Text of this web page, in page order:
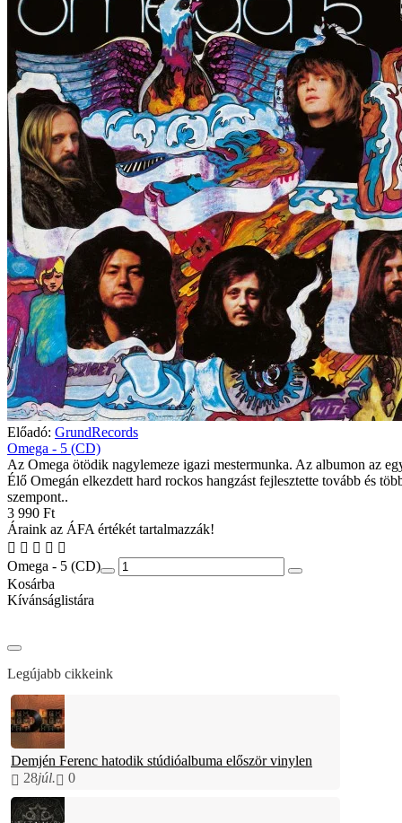
Előadó: GrundRecords
Omega - 5 (CD)
Az Omega ötödik nagylemeze igazi mestermunka. Az albumon az
Élő Omegán elkezdett hard rockos hangzást fejlesztette tovább és
szempont..
3 990 Ft
Áraink az ÁFA értékét tartalmazzák!
Omega - 5 (CD)
Kosárba
Kívánságlistára
Legújabb cikkeink
Demjén Ferenc hatodik stúdióalbuma először vinylen
28júl. 0